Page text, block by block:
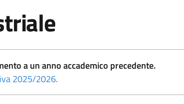
a un anno accademico precedente.
2025/2026.